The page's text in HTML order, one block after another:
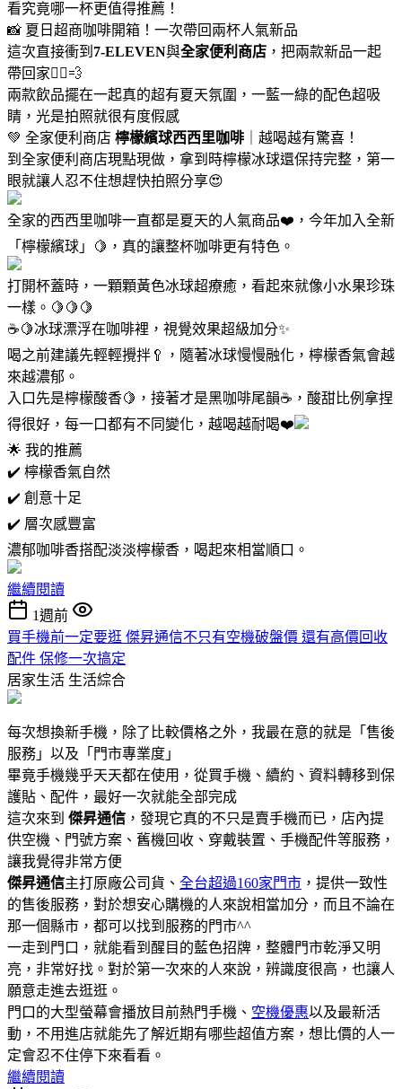
看究竟哪一杯更值得推薦！
📸 夏日超商咖啡開箱！一次帶回兩杯人氣新品
這次直接衝到 7-ELEVEN與全家便利商店 ，把兩款新品一起
帶回家🏃‍♀️💨
兩款飲品擺在一起真的超有夏天氛圍，一藍一綠的配色超吸
睛，光是拍照就很有度假感
💚 全家便利商店 檸檬繽球西西里咖啡 ｜越喝越有驚喜！
到全家便利商店現點現做，拿到時檸檬冰球還保持完整，第一
眼就讓人忍不住想趕快拍照分享😍
全家的西西里咖啡一直都是夏天的人氣商品❤️，今年加入全新
「檸檬繽球」🍋，真的讓整杯咖啡更有特色。
打開杯蓋時，一顆顆黃色冰球超療癒，看起來就像小水果珍珠
一樣。🍋🍋🍋
☕🍋冰球漂浮在咖啡裡，視覺效果超級加分✨
喝之前建議先輕輕攪拌🥄，隨著冰球慢慢融化，檸檬香氣會越
來越濃郁。
入口先是檸檬酸香🍋，接著才是黑咖啡尾韻☕，酸甜比例拿捏
得很好，每一口都有不同變化，越喝越耐喝❤️
🌟 我的推薦
✔️ 檸檬香氣自然
✔️ 創意十足
✔️ 層次感豐富
濃郁咖啡香搭配淡淡檸檬香，喝起來相當順口。
繼續閱讀
1週前
買手機前一定要逛 傑昇通信不只有空機破盤價 還有高價回收
配件 保修一次搞定
居家生活 生活綜合
每次想換新手機，除了比較價格之外，我最在意的就是「售後
服務」以及「門市專業度」
畢竟手機幾乎天天都在使用，從買手機、續約、資料轉移到保
護貼、配件，最好一次就能全部完成
這次來到 傑昇通信 ，發現它真的不只是賣手機而已，店內提
供空機、門號方案、舊機回收、穿戴裝置、手機配件等服務，
讓我覺得非常方便
傑昇通信主打原廠公司貨、 全台超過160家門市 ，提供一致性
的售後服務，對於想安心購機的人來說相當加分，而且不論在
那一個縣市，都可以找到服務的門市^^
一走到門口，就能看到醒目的藍色招牌，整體門市乾淨又明
亮，非常好找。對於第一次來的人來說，辨識度很高，也讓人
願意走進去逛逛。
門口的大型螢幕會播放目前熱門手機、 空機優惠以及最新活
動，不用進店就能先了解近期有哪些超值方案，想比價的人一
定會忍不住停下來看看。
繼續閱讀